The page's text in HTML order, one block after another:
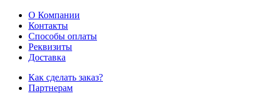
О Компании
Контакты
Способы оплаты
Реквизиты
Доставка
Как сделать заказ?
Партнерам